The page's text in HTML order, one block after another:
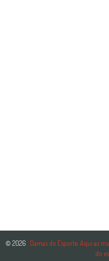
© 2026 . Damas do Esporte. Aqui as
do